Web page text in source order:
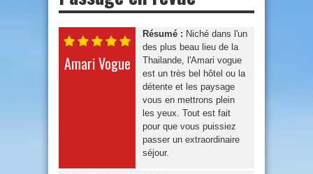
Amari Vogue
Résumé : Niché dans l'un
des plus beau lieu de la
Thailande, l'Amari vogue
est un très bel hôtel ou la
détente et les paysage
vous en mettrons plein
les yeux. Tout est fait
pour que vous puissiez
passer un extraordinaire
séjour.